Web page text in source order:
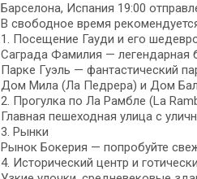
Барселона, Испания 19:00
В свободное время
1. Посещение Гауди и его
Саграда Фамилия — легендарная
Парке Гуэль — фантастический
Дом Мила (Ла Педрера) и Дом
2. Прогулка по Ла Рамбле (La
Главная пешеходная улица с
3. Рынки
Рынок Бокерия — попробуйте
4. Исторический центр и